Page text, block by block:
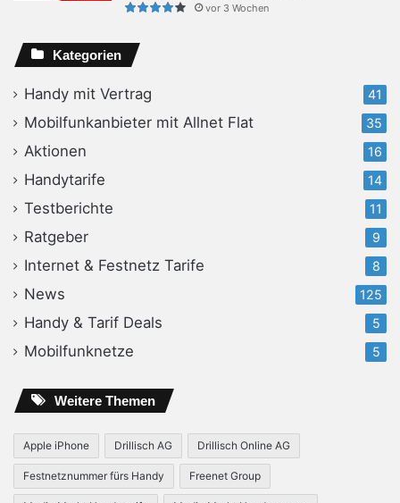
vor 3 Wochen
Kategorien
Handy mit Vertrag 41
Mobilfunkanbieter mit Allnet Flat 35
Aktionen 16
Handytarife 14
Testberichte 11
Ratgeber 9
Internet & Festnetz Tarife 8
News 125
Handy & Tarif Deals 5
Mobilfunknetze 5
Weitere Themen
Apple iPhone Drillisch AG Drillisch Online AG
Festnetznummer fürs Handy Freenet Group